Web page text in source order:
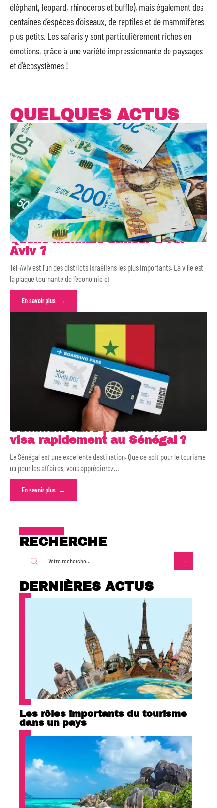
éléphant, léopard, rhinocéros et buffle), mais également des
centaines d’espèces d’oiseaux, de reptiles et de mammifères
plus petits. Les safaris y sont particulièrement riches en
émotions, grâce à une variété impressionnante de paysages
et d’écosystèmes !
QUELQUES ACTUS
Quelle monnaie utiliser à Tel-
Aviv ?
Tel-Aviv est l’un des districts israéliens les plus importants. La ville est
la plaque tournante de l’économie et…
En savoir plus
Comment faire pour avoir un
visa rapidement au Sénégal ?
Le Sénégal est une excellente destination. Que ce soit pour le tourisme
ou pour les affaires, vous apprécierez…
En savoir plus
RECHERCHE
DERNIÈRES ACTUS
Les rôles importants du tourisme
dans un pays